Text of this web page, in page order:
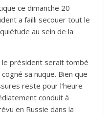
ce dimanche 20
a failli secouer tout le
au sein de la
président serait tombé
sa nuque. Bien que
reste pour l’heure
conduit à
en Russie dans la